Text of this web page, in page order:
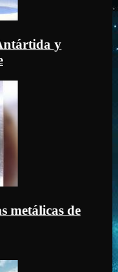
y
metálicas de